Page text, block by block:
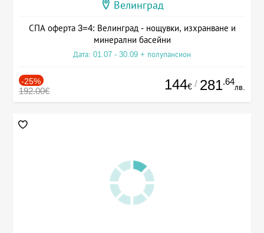
Велинград
СПА оферта 3=4: Велинград - нощувки, изхранване и
минерални басейни
Дата: 01.07 - 30.09 + полупансион
-25%
192.00€ 144€ / 281.64
лв.